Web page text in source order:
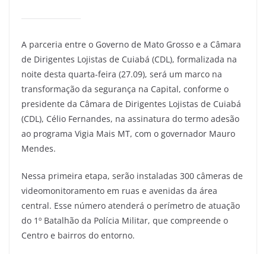
A parceria entre o Governo de Mato Grosso e a Câmara
de Dirigentes Lojistas de Cuiabá (CDL), formalizada na
noite desta quarta-feira (27.09), será um marco na
transformação da segurança na Capital, conforme o
presidente da Câmara de Dirigentes Lojistas de Cuiabá
(CDL), Célio Fernandes, na assinatura do termo adesão
ao programa Vigia Mais MT, com o governador Mauro
Mendes.
Nessa primeira etapa, serão instaladas 300 câmeras de
videomonitoramento em ruas e avenidas da área
central. Esse número atenderá o perímetro de atuação
do 1º Batalhão da Polícia Militar, que compreende o
Centro e bairros do entorno.